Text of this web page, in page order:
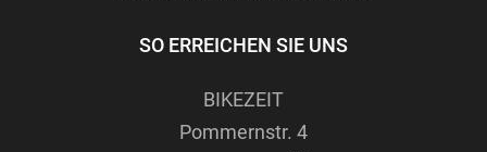
SO ERREICHEN SIE UNS
BIKEZEIT
Pommernstr. 4